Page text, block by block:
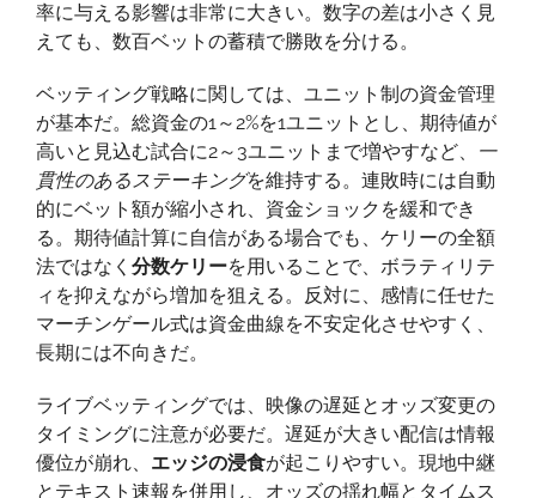
率に与える影響は非常に大きい。数字の差は小さく見
えても、数百ベットの蓄積で勝敗を分ける。
ベッティング戦略に関しては、ユニット制の資金管理
が基本だ。総資金の1～2%を1ユニットとし、期待値が
高いと見込む試合に2～3ユニットまで増やすなど、
一
貫性のあるステーキングを維持する。連敗時には自動
的にベット額が縮小され、資金ショックを緩和でき
る。期待値計算に自信がある場合でも、ケリーの全額
法ではなく 分数ケリーを用いることで、ボラティリテ
ィを抑えながら増加を狙える。反対に、感情に任せた
マーチンゲール式は資金曲線を不安定化させやすく、
長期には不向きだ。
ライブベッティングでは、映像の遅延とオッズ変更の
タイミングに注意が必要だ。遅延が大きい配信は情報
優位が崩れ、 エッジの浸食が起こりやすい。現地中継
とテキスト速報を併用し、オッズの揺れ幅とタイムス